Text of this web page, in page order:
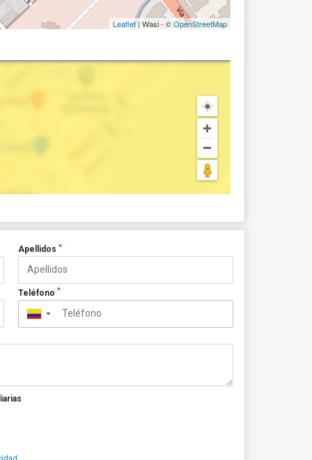
Leaflet| Wasi - ©OpenStreetMap
Apellidos *
Teléfono *
▼